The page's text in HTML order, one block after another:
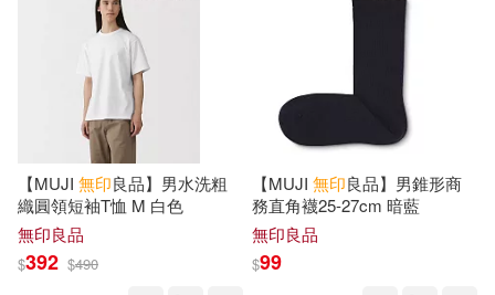
【MUJI 無印良品】男水洗粗
織圓領短袖T恤 M 白色
無印良品
$392 $490
【MUJI 無印良品】男錐形商
務直角襪25-27cm 暗藍
無印良品
$99